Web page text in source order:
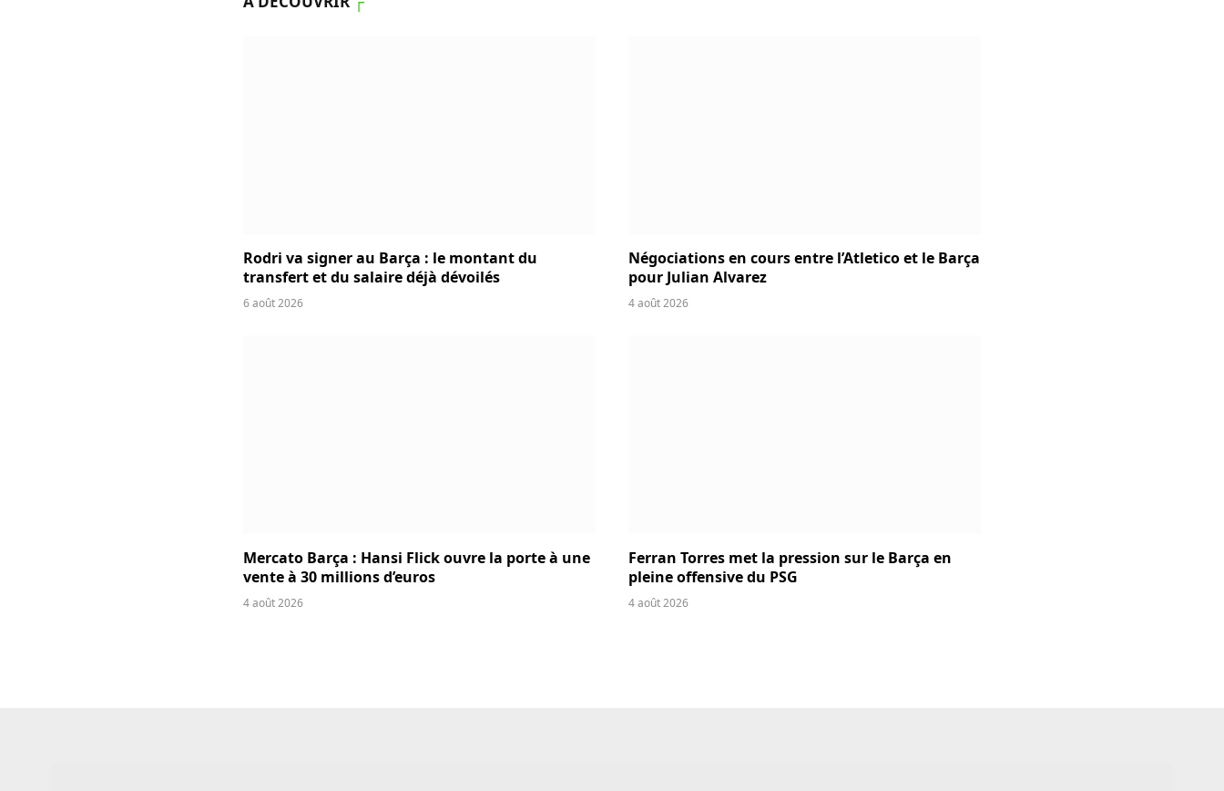
Rodri va signer au Barça : le montant du
transfert et du salaire déjà dévoilés
6 août 2026
Négociations en cours entre l’Atletico et le Barça
pour Julian Alvarez
4 août 2026
Mercato Barça : Hansi Flick ouvre la porte à une
vente à 30 millions d’euros
4 août 2026
Ferran Torres met la pression sur le Barça en
pleine offensive du PSG
4 août 2026